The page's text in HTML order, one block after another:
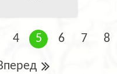
4 5 6 7 8